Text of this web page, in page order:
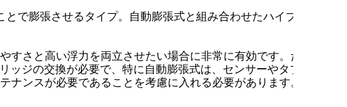
とで膨張させるタイプ。自動膨張式と組み合わせたハイブ
すさと高い浮力を両立させたい場合に非常に有効です。た
ッジの交換が必要で、特に自動膨張式は、センサーやタブ
ナンスが必要であることを考慮に入れる必要があります。